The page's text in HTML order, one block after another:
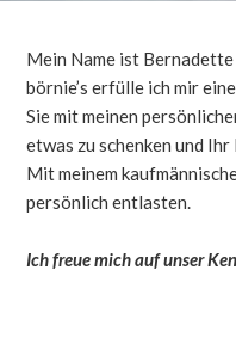
Mein Name ist
börnie’s erfülle ich mir
Sie mit meinen
etwas zu schenken und
Mit meinem
persönlich entlasten.
Ich freue mich auf unser